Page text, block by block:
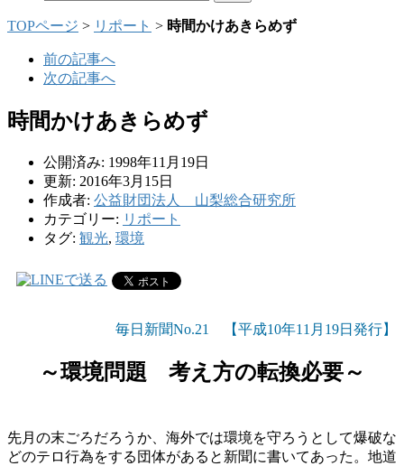
TOPページ > リポート > 時間かけあきらめず
前の記事へ
次の記事へ
時間かけあきらめず
公開済み: 1998年11月19日
更新: 2016年3月15日
作成者: 公益財団法人 山梨総合研究所
カテゴリー: リポート
タグ: 観光, 環境
毎日新聞No.21 【平成10年11月19日発行】
～環境問題 考え方の転換必要～
先月の末ごろだろうか、海外では環境を守ろうとして爆破な
どのテロ行為をする団体があると新聞に書いてあった。地道